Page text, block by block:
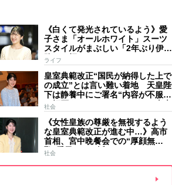
《白くて発光されているよう》愛
子さま「オールホワイト」スーツ
スタイルがまぶしい「2年ぶり伊勢
路」の輝き
ライフ
皇室典範改正“国民が納得した上で
の成立”とは言い難い着地 天皇陛
下は静養中にご署名“内容が不服で
も拒否することはできない” 米大
手紙は男系男子に固執する日本の
現状を批判的に報道
社会
《女性皇族の尊厳を無視するよう
な皇室典範改正が進む中…》高市
首相、宮中晩餐会での“厚顔無
恥”愛子さまに近づきハイテンショ
ほど取り囲む
社会